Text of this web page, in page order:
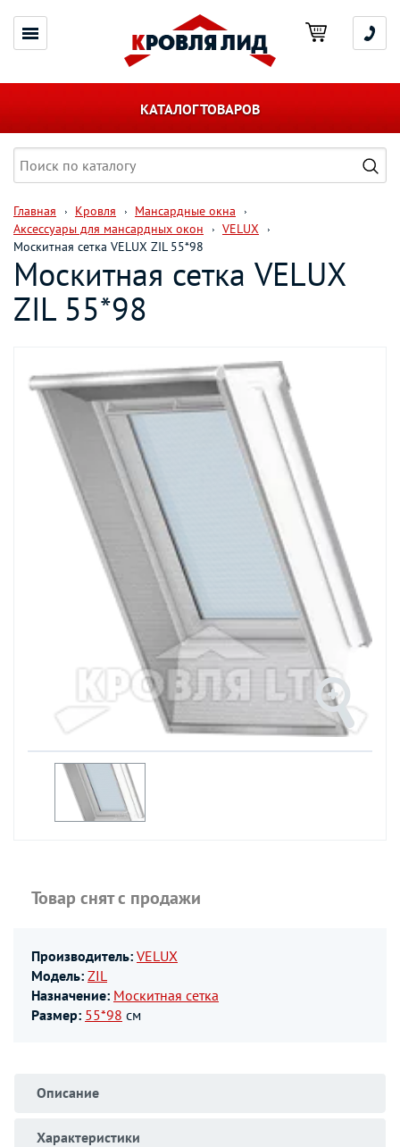
КАТАЛОГ ТОВАРОВ
Главная Кровля
Мансардные окна
Аксессуары для мансардных окон
VELUX
Москитная сетка VELUX ZIL 55*98
Москитная сетка VELUX
ZIL 55*98
Товар снят с продажи
Производитель: VELUX
Модель: ZIL
Назначение: Москитная сетка
Размер: 55*98 см
Описание
Характеристики